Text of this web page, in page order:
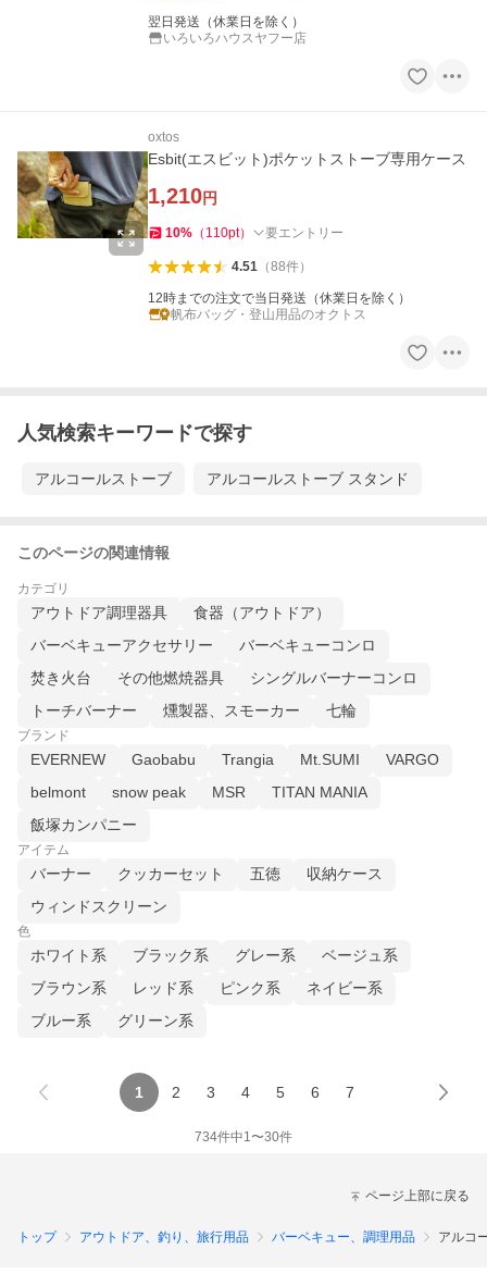
翌日発送（休業日を除く）
いろいろハウスヤフー店
oxtos
Esbit(エスビット)ポケットストーブ専用ケース
1,210円
10% （ 110pt） 要エントリー
4.51（88件）
12時までの注文で当日発送（休業日を除く）
帆布バッグ・登山用品のオクトス
人気検索キーワードで探す
アルコールストーブ アルコールストーブ スタンド
このページの関連情報
カテゴリ
アウトドア調理器具
食器（アウトドア）
バーベキューアクセサリー
バーベキューコンロ
焚き火台
その他燃焼器具
シングルバーナーコンロ
トーチバーナー
燻製器、スモーカー 七輪
ブランド
EVERNEW Gaobabu Trangia Mt.SUMI
VARGO
belmont
snow peak MSR
TITAN MANIA
飯塚カンパニー
アイテム
バーナー クッカーセット 五徳
収納ケース
ウィンドスクリーン
色
ホワイト系 ブラック系 グレー系
ベージュ系
ブラウン系
レッド系 ピンク系
ネイビー系
ブルー系
グリーン系
1 2 3 4 5 6 7
734件中1〜30件
ページ上部に戻る
トップ アウトドア、釣り、旅行用品 バーベキュー、調理用品 アルコ